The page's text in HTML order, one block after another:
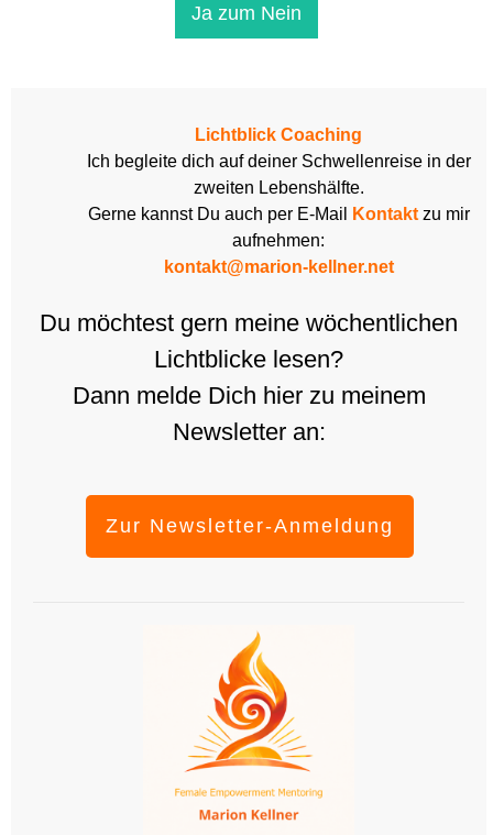
Ja zum Nein
Lichtblick Coaching
Ich begleite dich auf deiner Schwellenreise in der
zweiten Lebenshälfte.
Gerne kannst Du auch per E-Mail
Kontaktzu mir
aufnehmen:
kontakt@marion-kellner.net
Du möchtest gern meine wöchentlichen
Lichtblicke lesen?
Dann melde Dich hier zu meinem
Newsletter an:
Zur Newsletter-Anmeldung